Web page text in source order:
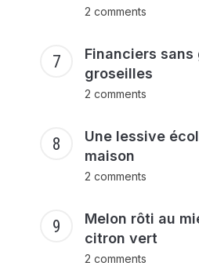
2 comments
Financiers sans
groseilles
2 comments
Une lessive
maison
2 comments
Melon rôti au
citron vert
2 comments